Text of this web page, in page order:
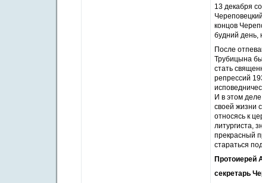
13 декабря
концов
будний день,
После
Трубицына
стать
репрессий
И в этом
своей жизни
относясь к
литургиста,
прекрасный
стараться
Протоиерей
секретарь